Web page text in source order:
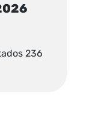
236